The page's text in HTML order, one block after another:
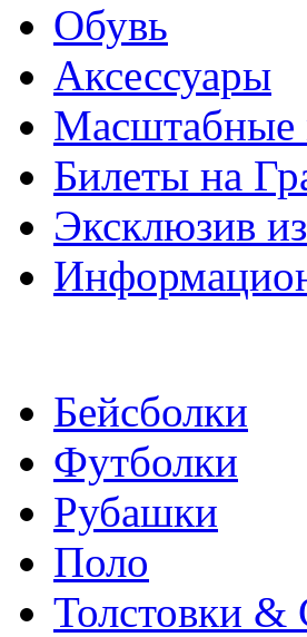
Обувь
Аксессуары
Масштабные
Билеты на
Эксклюзив
Бейсболки
Футболки
Рубашки
Поло
Толстовки &